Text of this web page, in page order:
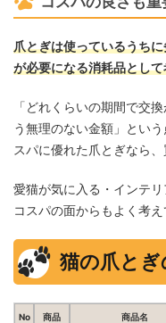
爪とぎは使っているうち
が必要になる消耗品とし
「どれくらいの期間で交
う無理のない金額」とい
スパに優れた爪とぎなら
愛猫が気に入る・インテ
コスパの面からもよく考え
猫の爪と
No 商品 商品名